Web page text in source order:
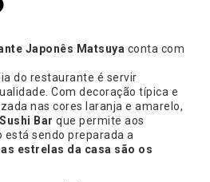
Japonês Matsuya conta com
do restaurante é servir
Com decoração típica e
nas cores laranja e amarelo,
Sushi Bar que permite aos
sendo preparada a
estrelas da casa são os